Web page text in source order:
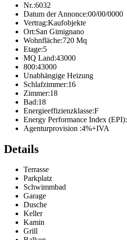
Nr.:6032
Datum der Annonce:00/00/0000
Vertrag:Kaufobjekte
Ort:San Gimignano
Wohnfläche:720 Mq
Etage:5
MQ Land:43000
800:43000
Unabhängige Heizung
Schlafzimmer:16
Zimmer:18
Bad:18
Energieeffizienzklasse:F
Energy Performance Index (EPI):
Agenturprovision :4%+IVA
Details
Terrasse
Parkplatz
Schwimmbad
Garage
Dusche
Keller
Kamin
Grill